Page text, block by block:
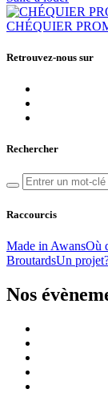
CHÉQUIER
Retrouvez-nous sur
Rechercher
Raccourcis
Made in AwansOù
BroutardsUn
Nos